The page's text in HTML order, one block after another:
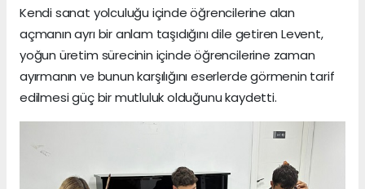
Kendi sanat yolculuğu içinde öğrencilerine alan
açmanın ayrı bir anlam taşıdığını dile getiren Levent,
yoğun üretim sürecinin içinde öğrencilerine zaman
ayırmanın ve bunun karşılığını eserlerde görmenin tarif
edilmesi güç bir mutluluk olduğunu kaydetti.